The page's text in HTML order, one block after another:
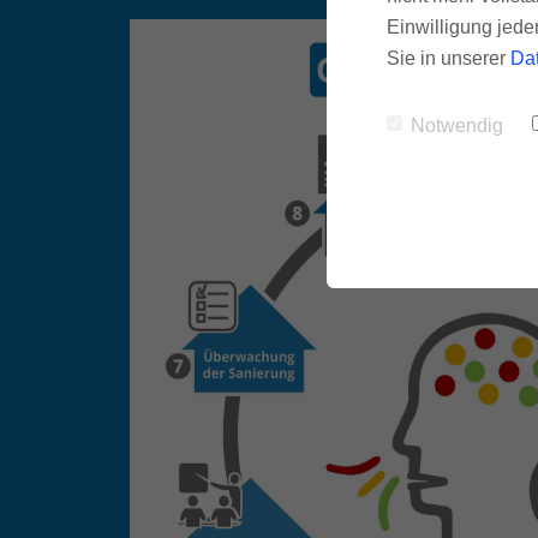
Einwilligung
Sie in unserer
Notwendig